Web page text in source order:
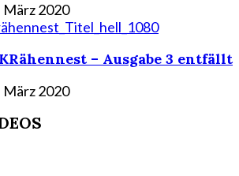
März 2020
– Ausgabe 3 entfällt
März 2020